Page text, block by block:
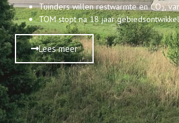
Tuinders willen restwarmte en CO2,
TOM stopt na 18 jaar
Lees meer